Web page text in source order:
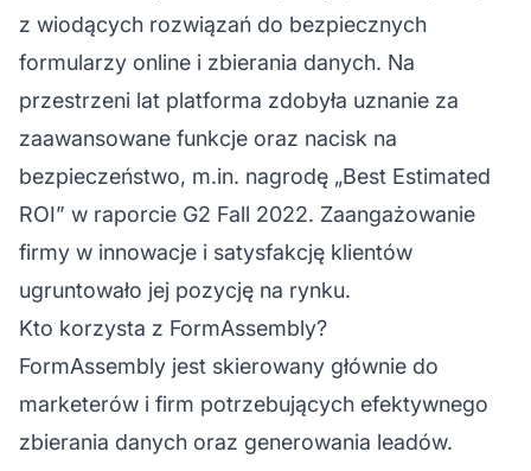
z wiodących rozwiązań do bezpiecznych
formularzy online i zbierania danych. Na
przestrzeni lat platforma zdobyła uznanie za
zaawansowane funkcje oraz nacisk na
bezpieczeństwo, m.in. nagrodę „Best Estimated
ROI” w raporcie G2 Fall 2022. Zaangażowanie
firmy w innowacje i satysfakcję klientów
ugruntowało jej pozycję na rynku.
Kto korzysta z FormAssembly?
FormAssembly jest skierowany głównie do
marketerów i firm potrzebujących efektywnego
zbierania danych oraz generowania leadów.